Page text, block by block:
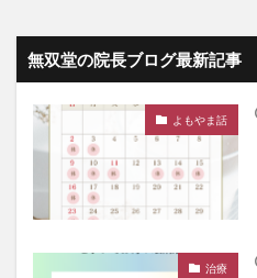
無双堂の院長ブログ最新記事
よもやま話
治療